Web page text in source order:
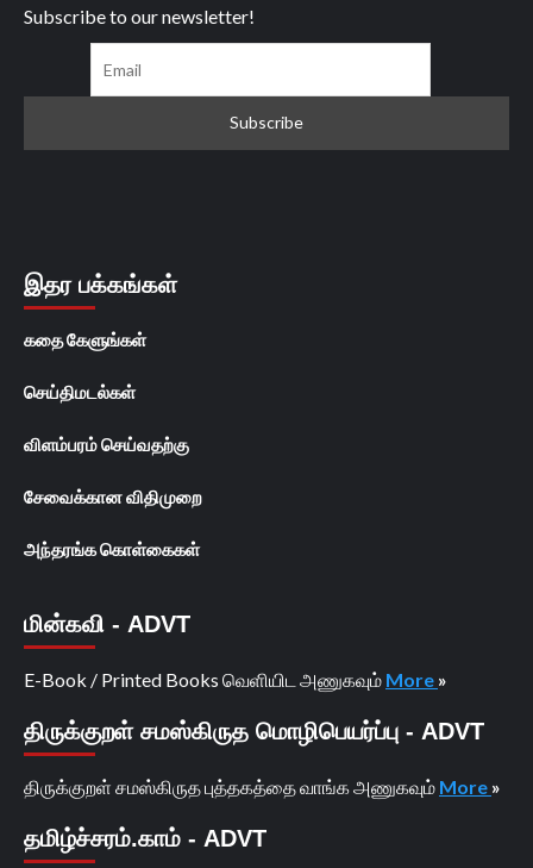
Subscribe to our newsletter!
இதர பக்கங்கள்
கதை கேளுங்கள்
செய்திமடல்கள்
விளம்பரம் செய்வதற்கு
சேவைக்கான விதிமுறை
அந்தரங்க கொள்கைகள்
மின்கவி - ADVT
E-Book / Printed Books வெளியிட அணுகவும் More »
திருக்குறள் சமஸ்கிருத மொழிபெயர்ப்பு - ADVT
திருக்குறள் சமஸ்கிருத புத்தகத்தை வாங்க அணுகவும் More »
தமிழ்ச்சரம்.காம் - ADVT